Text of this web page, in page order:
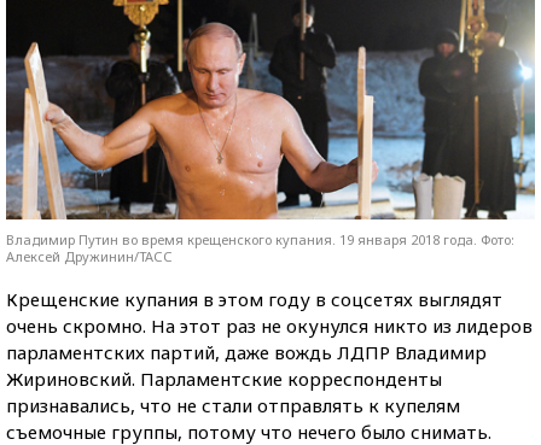
Владимир Путин во время крещенского купания. 19 января 2018 года. Фото:
Алексей Дружинин/ТАСС
Крещенские купания в этом году в соцсетях выглядят
очень скромно. На этот раз не окунулся никто из лидеров
парламентских партий, даже вождь ЛДПР Владимир
Жириновский. Парламентские корреспонденты
признавались, что не стали отправлять к купелям
съемочные группы, потому что нечего было снимать.